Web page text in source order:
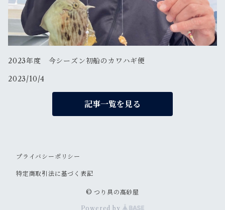
2023年度 今シーズン初船のカワハギ便
2023/10/4
記事一覧を見る
プライバシーポリシー
特定商取引法に基づく表記
© つり具の高砂屋
Powered by